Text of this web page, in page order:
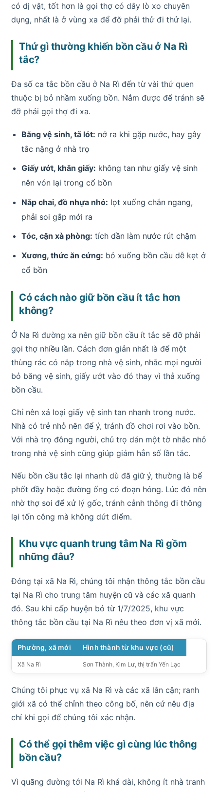
có dị vật, tốt hơn là gọi thợ có dây lò xo chuyên
dụng, nhất là ở vùng xa để đỡ phải thử đi thử lại.
Thứ gì thường khiến bồn cầu ở Na Rì
tắc?
Đa số ca tắc bồn cầu ở Na Rì đến từ vài thứ quen
thuộc bị bỏ nhầm xuống bồn. Nắm được để tránh sẽ
đỡ phải gọi thợ đi xa.
Băng vệ sinh, tã lót: nở ra khi gặp nước, hay gây
tắc nặng ở nhà trọ
Giấy ướt, khăn giấy: không tan như giấy vệ sinh
nên vón lại trong cổ bồn
Nắp chai, đồ nhựa nhỏ: lọt xuống chắn ngang,
phải soi gắp mới ra
Tóc, cặn xà phòng: tích dần làm nước rút chậm
Xương, thức ăn cứng: bỏ xuống bồn cầu dễ kẹt ở
cổ bồn
Có cách nào giữ bồn cầu ít tắc hơn
không?
Ở Na Rì đường xa nên giữ bồn cầu ít tắc sẽ đỡ phải
gọi thợ nhiều lần. Cách đơn giản nhất là để một
thùng rác có nắp trong nhà vệ sinh, nhắc mọi người
bỏ băng vệ sinh, giấy ướt vào đó thay vì thả xuống
bồn cầu.
Chỉ nên xả loại giấy vệ sinh tan nhanh trong nước.
Nhà có trẻ nhỏ nên để ý, tránh đồ chơi rơi vào bồn.
Với nhà trọ đông người, chủ trọ dán một tờ nhắc nhỏ
trong nhà vệ sinh cũng giúp giảm hẳn số lần tắc.
Nếu bồn cầu tắc lại nhanh dù đã giữ ý, thường là bể
phốt đầy hoặc đường ống có đoạn hỏng. Lúc đó nên
nhờ thợ soi để xử lý gốc, tránh cảnh thông đi thông
lại tốn công mà không dứt điểm.
Khu vực quanh trung tâm Na Rì gồm
những đâu?
Đóng tại xã Na Rì, chúng tôi nhận thông tắc bồn cầu
tại Na Rì cho trung tâm huyện cũ và các xã quanh
đó. Sau khi cấp huyện bỏ từ 1/7/2025, khu vực
thông tắc bồn cầu tại Na Rì nêu theo đơn vị xã mới.
Phường, xã mới Hình thành từ khu vực (cũ)
Xã Na Rì Sơn Thành, Kim Lư, thị trấn Yến Lạc
Chúng tôi phục vụ xã Na Rì và các xã lân cận; ranh
giới xã có thể chỉnh theo công bố, nên cứ nêu địa
chỉ khi gọi để chúng tôi xác nhận.
Có thể gọi thêm việc gì cùng lúc thông
bồn cầu?
Vì quãng đường tới Na Rì khá dài, không ít nhà tranh